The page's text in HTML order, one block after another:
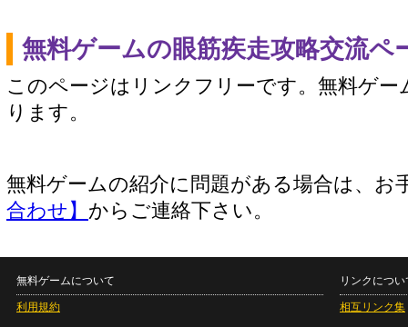
無料ゲームの眼筋疾走攻略交流ペ
このページはリンクフリーです。無料ゲー
ります。
無料ゲームの紹介に問題がある場合は、お
合わせ】 からご連絡下さい。
無料ゲームについて
利用規約
リンクについ
相互リンク集